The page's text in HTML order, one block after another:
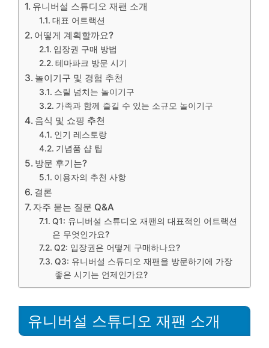
유니버설 스튜디오 재팬 소개
대표 어트랙션
어떻게 계획할까요?
입장권 구매 방법
테마파크 방문 시기
놀이기구 및 경험 추천
스릴 넘치는 놀이기구
가족과 함께 즐길 수 있는 소규모 놀이기구
음식 및 쇼핑 추천
인기 레스토랑
기념품 샵 팁
방문 후기는?
이용자의 추천 사항
결론
자주 묻는 질문 Q&A
Q1: 유니버설 스튜디오 재팬의 대표적인 어트랙션
은 무엇인가요?
Q2: 입장권은 어떻게 구매하나요?
Q3: 유니버설 스튜디오 재팬을 방문하기에 가장
좋은 시기는 언제인가요?
유니버설 스튜디오 재팬 소개